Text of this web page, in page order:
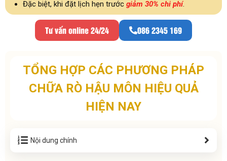
Đặc biệt, khi đặt lịch hẹn trước giảm 30% chi phí.
Tư vấn online 24/24 086 2345 169
TỔNG HỢP CÁC PHƯƠNG PHÁP
CHỮA RÒ HẬU MÔN HIỆU QUẢ
HIỆN NAY
Nội dung chính